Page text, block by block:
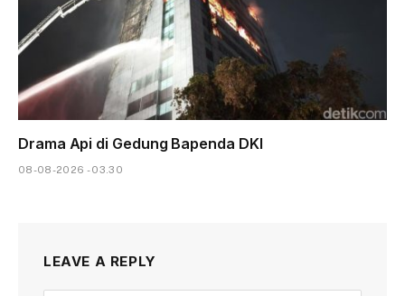
Drama Api di Gedung Bapenda DKI
08-08-2026 - 03.30
LEAVE A REPLY